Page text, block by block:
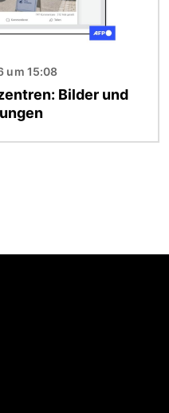
um 15:08
Bilder und